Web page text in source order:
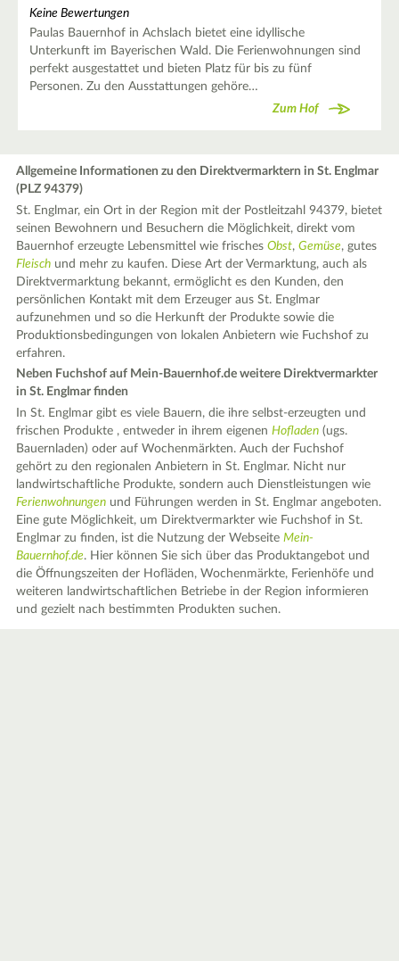
Keine Bewertungen
Paulas Bauernhof in Achslach bietet eine idyllische
Unterkunft im Bayerischen Wald. Die Ferienwohnungen sind
perfekt ausgestattet und bieten Platz für bis zu fünf
Personen. Zu den Ausstattungen gehöre…
Zum Hof
Allgemeine Informationen zu den Direktvermarktern in St. Englmar
(PLZ 94379)
St. Englmar, ein Ort in der Region mit der Postleitzahl 94379, bietet
seinen Bewohnern und Besuchern die Möglichkeit, direkt vom
Bauernhof erzeugte Lebensmittel wie frischesObst,Gemüse, gutes
Fleisch und mehr zu kaufen. Diese Art der Vermarktung, auch als
Direktvermarktung bekannt, ermöglicht es den Kunden, den
persönlichen Kontakt mit dem Erzeuger aus St. Englmar
aufzunehmen und so die Herkunft der Produkte sowie die
Produktionsbedingungen von lokalen Anbietern wie Fuchshof zu
erfahren.
Neben Fuchshof auf Mein-Bauernhof.de weitere Direktvermarkter
in St. Englmar finden
In St. Englmar gibt es viele Bauern, die ihre selbst-erzeugten und
frischen Produkte , entweder in ihrem eigenenHofladen (ugs.
Bauernladen) oder auf Wochenmärkten. Auch der Fuchshof
gehört zu den regionalen Anbietern in St. Englmar. Nicht nur
landwirtschaftliche Produkte, sondern auch Dienstleistungen wie
Ferienwohnungen und Führungen werden in St. Englmar angeboten.
Eine gute Möglichkeit, um Direktvermarkter wie Fuchshof in St.
Englmar zu finden, ist die Nutzung der WebseiteMein-
Bauernhof.de. Hier können Sie sich über das Produktangebot und
die Öffnungszeiten der Hofläden, Wochenmärkte, Ferienhöfe und
weiteren landwirtschaftlichen Betriebe in der Region informieren
und gezielt nach bestimmten Produkten suchen.